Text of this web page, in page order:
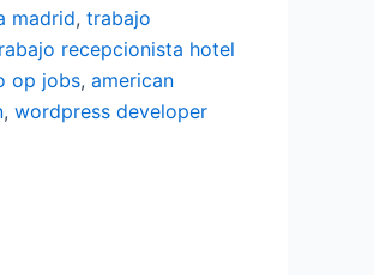
madrid, trabajo
recepcionista hotel
op jobs, american
, wordpress developer